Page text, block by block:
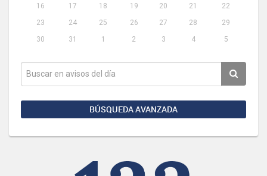
16
17 18 19 20 21
22
23
24 25 26 27 28
29
30
31 1 2 3 4 5
BÚSQUEDA AVANZADA